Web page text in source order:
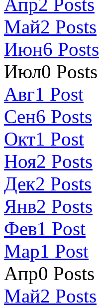
Апр2 Posts
Май2 Posts
Июн6 Posts
Июл0 Posts
Авг1 Post
Сен6 Posts
Окт1 Post
Ноя2 Posts
Дек2 Posts
Янв2 Posts
Фев1 Post
Мар1 Post
Апр0 Posts
Май2 Posts